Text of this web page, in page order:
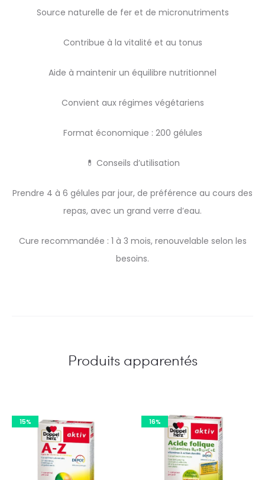
Source naturelle de fer et de micronutriments
Contribue à la vitalité et au tonus
Aide à maintenir un équilibre nutritionnel
Convient aux régimes végétariens
Format économique : 200 gélules
💊 Conseils d’utilisation
Prendre 4 à 6 gélules par jour, de préférence au cours des
repas, avec un grand verre d’eau.
Cure recommandée : 1 à 3 mois, renouvelable selon les
besoins.
Produits apparentés
15% 16%